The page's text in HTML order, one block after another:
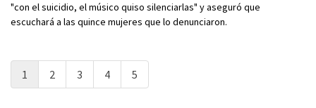
"con el suicidio, el músico quiso silenciarlas" y aseguró que
escuchará a las quince mujeres que lo denunciaron.
1 2 3 4 5